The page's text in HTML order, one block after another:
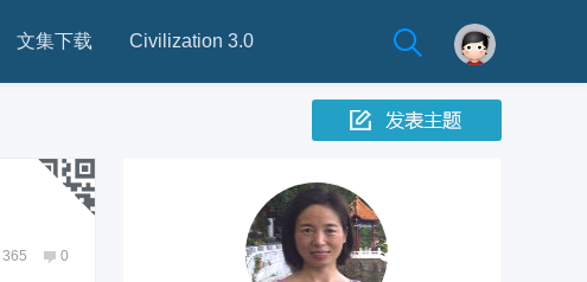
文集下载 Civilization 3.0
365 0